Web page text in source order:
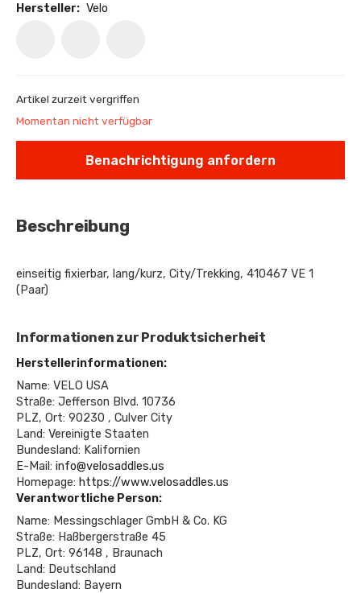
Hersteller: Velo
Artikel zurzeit vergriffen
Momentan nicht verfügbar
Benachrichtigung anfordern
Beschreibung
einseitig fixierbar, lang/kurz, City/Trekking, 410467 VE 1
(Paar)
Informationen zur Produktsicherheit
Herstellerinformationen:
Name: VELO USA
Straße: Jefferson Blvd. 10736
PLZ, Ort: 90230 , Culver City
Land: Vereinigte Staaten
Bundesland: Kalifornien
E-Mail: info@velosaddles.us
Homepage: https://www.velosaddles.us
Verantwortliche Person:
Name: Messingschlager GmbH & Co. KG
Straße: Haßbergerstraße 45
PLZ, Ort: 96148 , Braunach
Land: Deutschland
Bundesland: Bayern